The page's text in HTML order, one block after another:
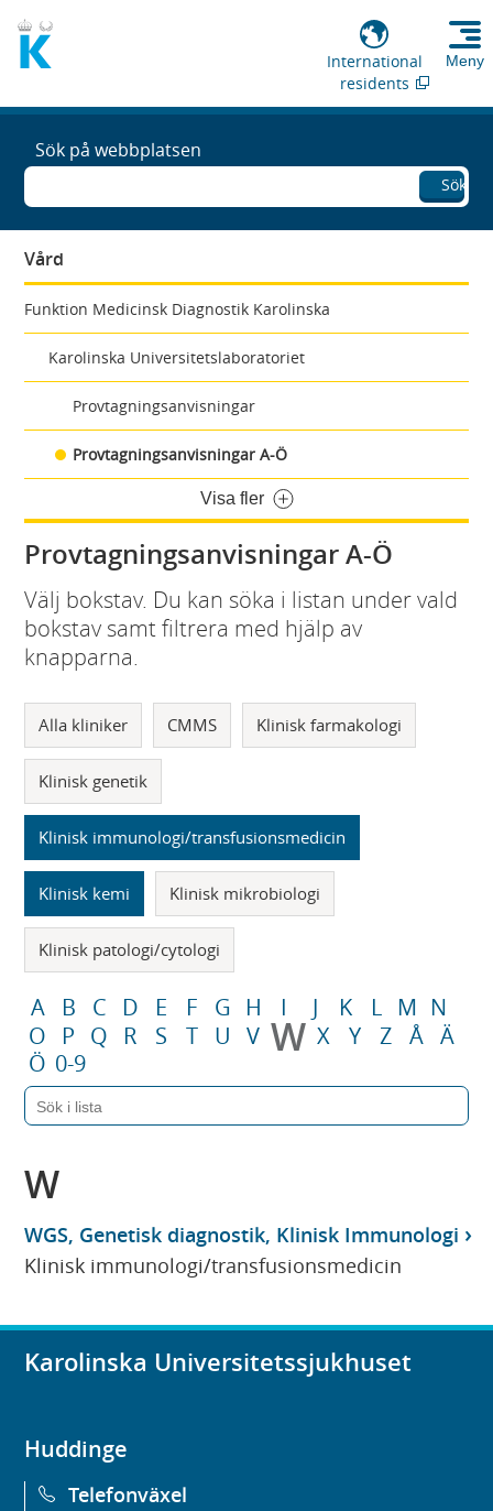
International
residents
Meny
Sök på webbplatsen
Sök
Vård
Funktion Medicinsk Diagnostik Karolinska
Karolinska Universitetslaboratoriet
Provtagningsanvisningar
Provtagningsanvisningar A-Ö
Visa fler
Provtagningsanvisningar A-Ö
Välj bokstav. Du kan söka i listan under vald
bokstav samt filtrera med hjälp av
knapparna.
Alla kliniker CMMS Klinisk farmakologi
Klinisk genetik
Klinisk immunologi/transfusionsmedicin
Klinisk kemi Klinisk mikrobiologi
Klinisk patologi/cytologi
A B C D E F G H I J K L M N
O
P Q R S T U V W X Y Z Å Ä
Ö 0-9
W
WGS, Genetisk diagnostik, Klinisk Immunologi
Klinisk immunologi/transfusionsmedicin
Karolinska Universitetssjukhuset
Huddinge
Telefonväxel